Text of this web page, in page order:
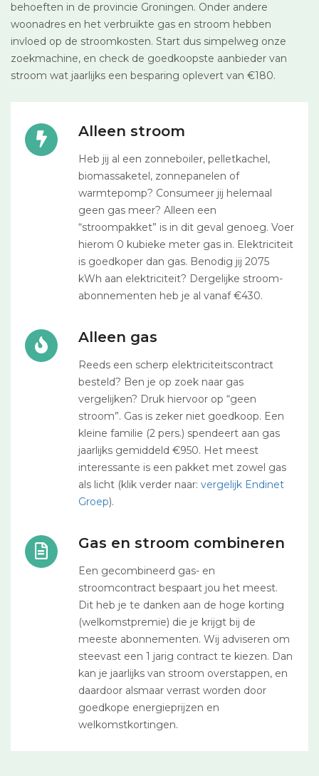
behoeften in de provincie Groningen. Onder andere
woonadres en het verbruikte gas en stroom hebben
invloed op de stroomkosten. Start dus simpelweg onze
zoekmachine, en check de goedkoopste aanbieder van
stroom wat jaarlijks een besparing oplevert van €180.
Alleen stroom
Heb jij al een zonneboiler, pelletkachel,
biomassaketel, zonnepanelen of
warmtepomp? Consumeer jij helemaal
geen gas meer? Alleen een
“stroompakket” is in dit geval genoeg. Voer
hierom 0 kubieke meter gas in. Elektriciteit
is goedkoper dan gas. Benodig jij 2075
kWh aan elektriciteit? Dergelijke stroom-
abonnementen heb je al vanaf €430.
Alleen gas
Reeds een scherp elektriciteitscontract
besteld? Ben je op zoek naar gas
vergelijken? Druk hiervoor op “geen
stroom”. Gas is zeker niet goedkoop. Een
kleine familie (2 pers.) spendeert aan gas
jaarlijks gemiddeld €950. Het meest
interessante is een pakket met zowel gas
als licht (klik verder naar: vergelijk Endinet
Groep).
Gas en stroom combineren
Een gecombineerd gas- en
stroomcontract bespaart jou het meest.
Dit heb je te danken aan de hoge korting
(welkomstpremie) die je krijgt bij de
meeste abonnementen. Wij adviseren om
steevast een 1 jarig contract te kiezen. Dan
kan je jaarlijks van stroom overstappen, en
daardoor alsmaar verrast worden door
goedkope energieprijzen en
welkomstkortingen.